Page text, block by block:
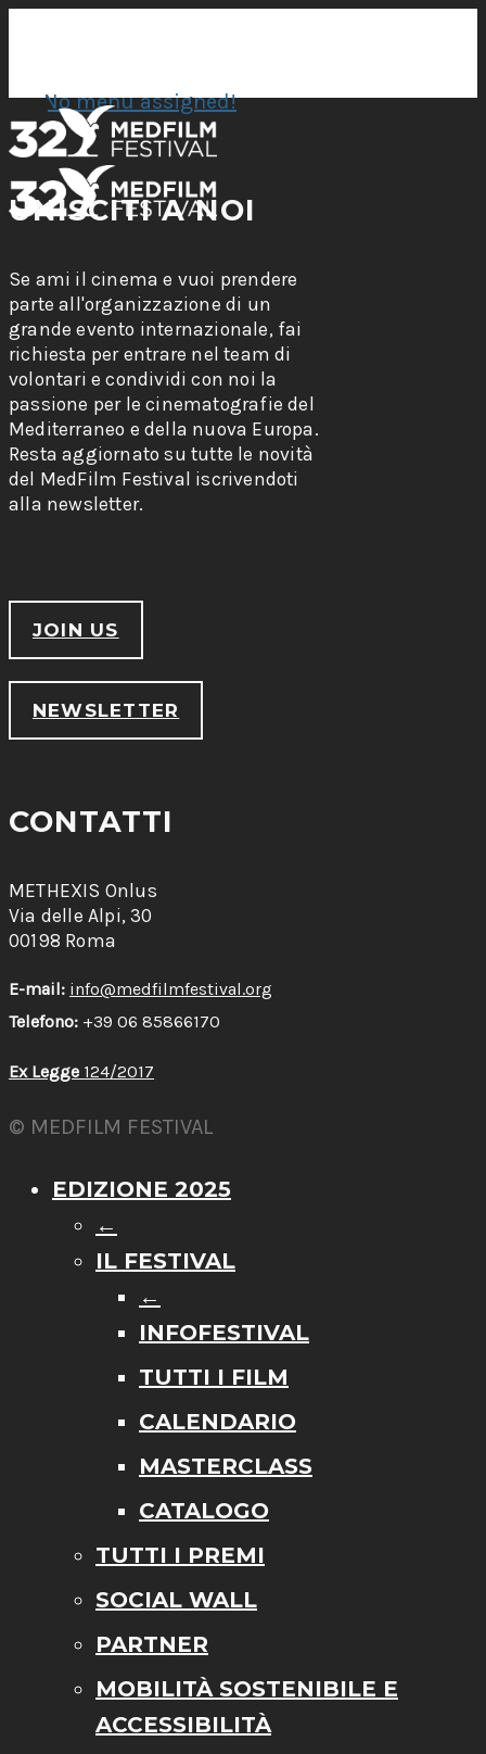
No menu assigned!
UNISCITI A NOI
Se ami il cinema e vuoi prendere
parte all'organizzazione di un
grande evento internazionale, fai
richiesta per entrare nel team di
volontari e condividi con noi la
passione per le cinematografie del
Mediterraneo e della nuova Europa.
Resta aggiornato su tutte le novità
del MedFilm Festival iscrivendoti
alla newsletter.
JOIN US
NEWSLETTER
CONTATTI
METHEXIS Onlus
Via delle Alpi, 30
00198 Roma
E-mail: info@medfilmfestival.org
Telefono: +39 06 85866170
Ex Legge 124/2017
© MEDFILM FESTIVAL
EDIZIONE 2025
←
IL FESTIVAL
←
INFOFESTIVAL
TUTTI I FILM
CALENDARIO
MASTERCLASS
CATALOGO
TUTTI I PREMI
SOCIAL WALL
PARTNER
MOBILITÀ SOSTENIBILE E
ACCESSIBILITÀ